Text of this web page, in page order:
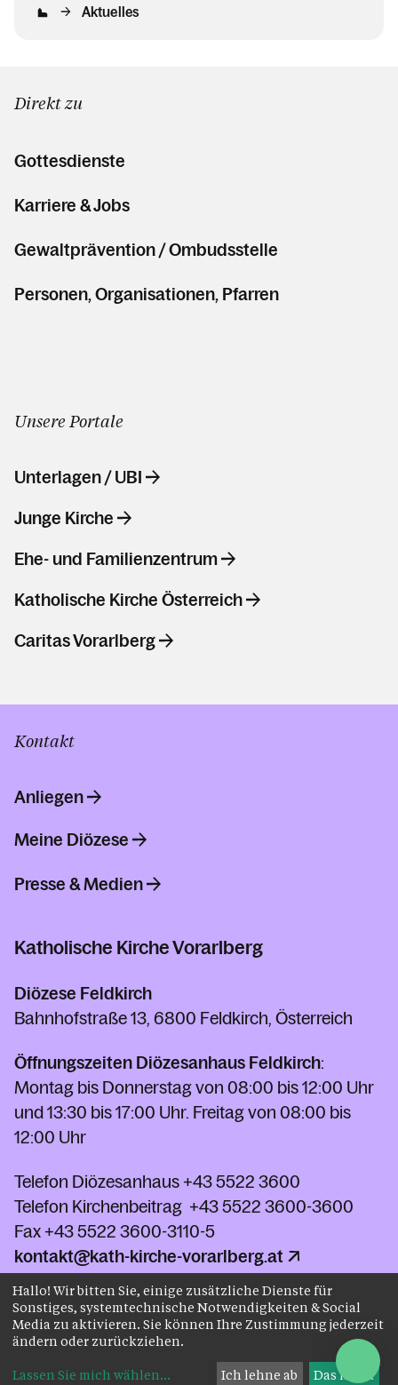
Aktuelles
Direkt zu
Gottesdienste
Karriere & Jobs
Gewaltprävention / Ombudsstelle
Personen, Organisationen, Pfarren
Unsere Portale
Unterlagen / UBI
Junge Kirche
Ehe- und Familienzentrum
Katholische Kirche Österreich
Caritas Vorarlberg
Kontakt
Anliegen
Meine Diözese
Presse & Medien
Katholische Kirche Vorarlberg
Diözese Feldkirch
Bahnhofstraße 13, 6800 Feldkirch, Österreich
Öffnungszeiten Diözesanhaus Feldkirch:
Montag bis Donnerstag von 08:00 bis 12:00 Uhr
und 13:30 bis 17:00 Uhr. Freitag von 08:00 bis
12:00 Uhr
Telefon Diözesanhaus +43 5522 3600
Telefon Kirchenbeitrag +43 5522 3600-3600
Fax +43 5522 3600-3110-5
kontakt@kath-kirche-vorarlberg.at
Kontakt
Impressum Datenschutz
Hallo! Wir bitten Sie, einige zusätzliche Dienste für
Sonstiges, systemtechnische Notwendigkeiten & Social
Media zu aktivieren. Sie können Ihre Zustimmung jederzeit
ändern oder zurückziehen.
Lassen Sie mich wählen... Ich lehne ab Das ist ok